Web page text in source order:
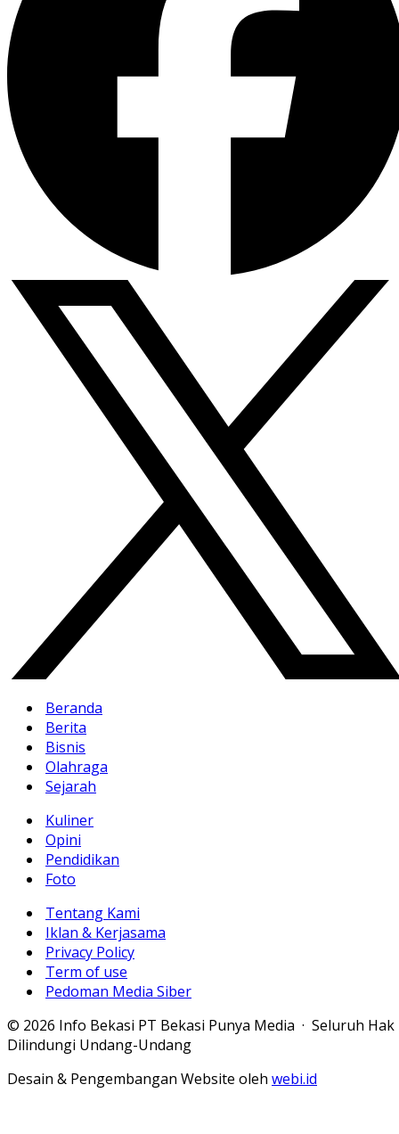
Beranda
Berita
Bisnis
Olahraga
Sejarah
Kuliner
Opini
Pendidikan
Foto
Tentang Kami
Iklan & Kerjasama
Privacy Policy
Term of use
Pedoman Media Siber
© 2026 Info Bekasi PT Bekasi Punya Media · Seluruh Hak
Dilindungi Undang-Undang
Desain & Pengembangan Website oleh webi.id